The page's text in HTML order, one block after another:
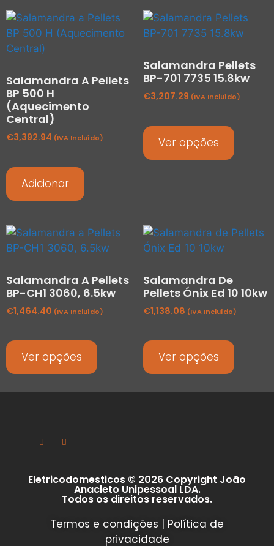
Salamandra A Pellets
BP 500 H
(Aquecimento
Central)
€3,392.94 (IVA Incluído)
Adicionar
Salamandra Pellets
BP-701 7735 15.8kw
€3,207.29 (IVA Incluído)
Ver opções
Salamandra A Pellets
BP-CH1 3060, 6.5kw
€1,464.40 (IVA Incluído)
Ver opções
Salamandra De
Pellets Ónix Ed 10 10kw
€1,138.08 (IVA Incluído)
Ver opções
Eletricodomesticos © 2026 Copyright João
Anacleto Unipessoal LDA.
Todos os direitos reservados.
Termos e condições | Política de
privacidade